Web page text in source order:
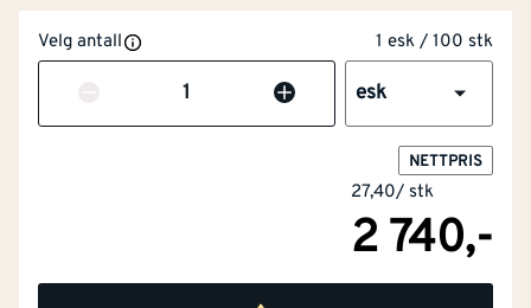
Velg antall 1 esk / 100 stk
Antall esk
NETTPRIS
27,40/ stk
2 740,-